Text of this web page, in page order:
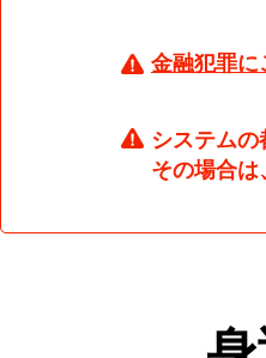
金融犯罪に
システムの
その場合は